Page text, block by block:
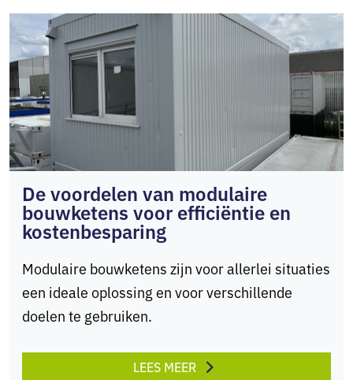
afhankelijk van afwerking en voorzieningen.
Informeer altijd bij de gemeente of laat het
volledige proces regelen via Liber Units.
De voordelen van modulaire
bouwketens voor efficiëntie en
kostenbesparing
Modulaire bouwketens zijn voor allerlei situaties
een ideale oplossing en voor verschillende
doelen te gebruiken.
LEES MEER